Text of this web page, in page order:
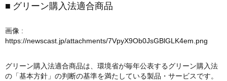
■ グリーン購入法適合商品
画像 :
https://newscast.jp/attachments/7VpyX9Ob0JsGBlGLK4em.png
グリーン購入法適合商品は、環境省が毎年公表するグリーン購入法
の「基本方針」の判断の基準を満たしている製品・サービスです。